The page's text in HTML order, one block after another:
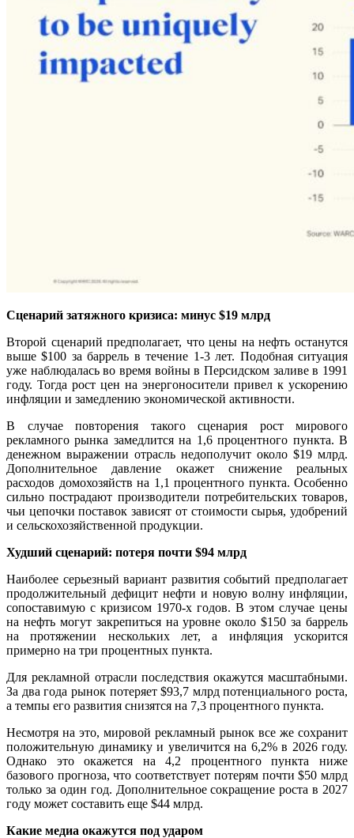
Сценарий затяжного кризиса: минус $19 млрд
Второй сценарий предполагает, что цены на нефть останутся
выше $100 за баррель в течение 1-3 лет. Подобная ситуация
уже наблюдалась во время войны в Персидском заливе в 1991
году. Тогда рост цен на энергоносители привел к ускорению
инфляции и замедлению экономической активности.
В случае повторения такого сценария рост мирового
рекламного рынка замедлится на 1,6 процентного пункта. В
денежном выражении отрасль недополучит около $19 млрд.
Дополнительное давление окажет снижение реальных
расходов домохозяйств на 1,1 процентного пункта. Особенно
сильно пострадают производители потребительских товаров,
чьи цепочки поставок зависят от стоимости сырья, удобрений
и сельскохозяйственной продукции.
Худший сценарий: потеря почти $94 млрд
Наиболее серьезный вариант развития событий предполагает
продолжительный дефицит нефти и новую волну инфляции,
сопоставимую с кризисом 1970-х годов. В этом случае цены
на нефть могут закрепиться на уровне около $150 за баррель
на протяжении нескольких лет, а инфляция ускорится
примерно на три процентных пункта.
Для рекламной отрасли последствия окажутся масштабными.
За два года рынок потеряет $93,7 млрд потенциального роста,
а темпы его развития снизятся на 7,3 процентного пункта.
Несмотря на это, мировой рекламный рынок все же сохранит
положительную динамику и увеличится на 6,2% в 2026 году.
Однако это окажется на 4,2 процентного пункта ниже
базового прогноза, что соответствует потерям почти $50 млрд
только за один год. Дополнительное сокращение роста в 2027
году может составить еще $44 млрд.
Какие медиа окажутся под ударом